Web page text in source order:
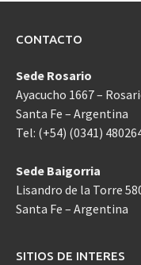
CONTACTO
Sede Rosario
Ayacucho 1667 –
Santa Fe – Argentina
Tel: (+54) (0341)
Sede Baigorria
Lisandro de la Torre
Santa Fe – Argentina
SITIOS DE INTERES